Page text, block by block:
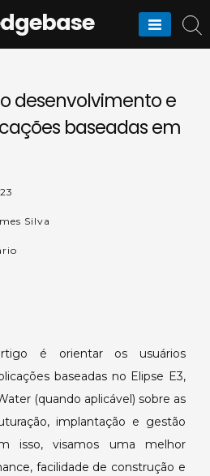
desenvolvimento e
baseadas em
Silva
gestão
das
aplicações
baseadas
em
Elipse
é orientar os usuários
baseadas no Elipse E3,
(quando aplicável) sobre as
implantação e gestão
isso, visamos uma melhor
facilidade de construção e